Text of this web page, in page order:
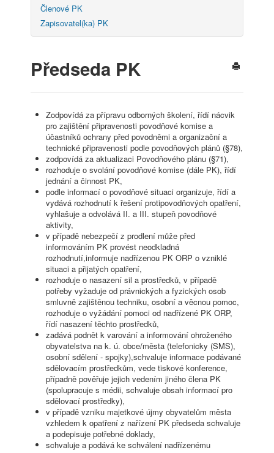
Členové PK
Zapisovatel(ka) PK
Předseda PK
Zodpovídá za přípravu odborných školení, řídí nácvik
pro zajištění připravenosti povodňové komise a
účastníků ochrany před povodněmi a organizační a
technické připravenosti podle povodňových plánů (§78),
zodpovídá za aktualizaci Povodňového plánu (§71),
rozhoduje o svolání povodňové komise (dále PK), řídí
jednání a činnost PK,
podle informací o povodňové situaci organizuje, řídí a
vydává rozhodnutí k řešení protipovodňových opatření,
vyhlašuje a odvolává II. a III. stupeň povodňové
aktivity,
v případě nebezpečí z prodlení může před
informováním PK provést neodkladná
rozhodnutí,informuje nadřízenou PK ORP o vzniklé
situaci a přijatých opatření,
rozhoduje o nasazení sil a prostředků, v případě
potřeby vyžaduje od právnických a fyzických osob
smluvně zajištěnou techniku, osobní a věcnou pomoc,
rozhoduje o vyžádání pomoci od nadřízené PK ORP,
řídí nasazení těchto prostředků,
zadává podnět k varování a informování ohroženého
obyvatelstva na k. ú. obce/města (telefonicky (SMS),
osobní sdělení - spojky),schvaluje informace podávané
sdělovacím prostředkům, vede tiskové konference,
případně pověřuje jejich vedením jiného člena PK
(spolupracuje s médii, schvaluje obsah informací pro
sdělovací prostředky),
v případě vzniku majetkové újmy obyvatelům města
vzhledem k opatření z nařízení PK předseda schvaluje
a podepisuje potřebné doklady,
schvaluje a podává ke schválení nadřízenému